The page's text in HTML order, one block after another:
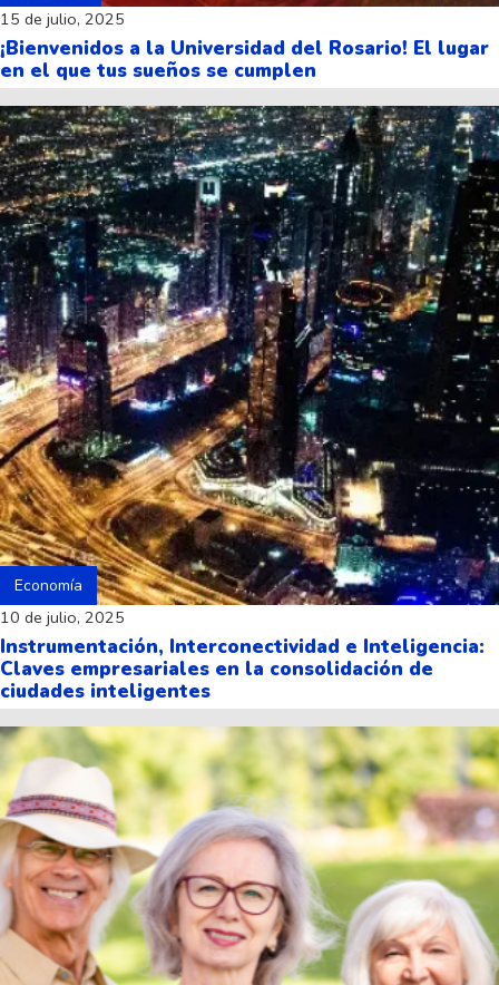
15 de julio, 2025
¡Bienvenidos a la Universidad del Rosario! El lugar
en el que tus sueños se cumplen
Economía
10 de julio, 2025
Instrumentación, Interconectividad e Inteligencia:
Claves empresariales en la consolidación de
ciudades inteligentes